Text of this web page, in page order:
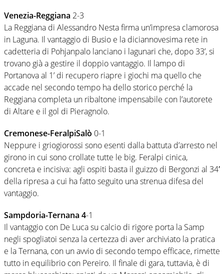
Venezia-Reggiana 2-3
La Reggiana di Alessandro Nesta firma un’impresa clamorosa
in Laguna. Il vantaggio di Busio e la diciannovesima rete in
cadetteria di Pohjanpalo lanciano i lagunari che, dopo 33’, si
trovano già a gestire il doppio vantaggio. Il lampo di
Portanova al 1’ di recupero riapre i giochi ma quello che
accade nel secondo tempo ha dello storico perché la
Reggiana completa un ribaltone impensabile con l’autorete
di Altare e il gol di Pieragnolo.
Cremonese-FeralpiSalò 0-1
Neppure i griogiorossi sono esenti dalla battuta d’arresto nel
girono in cui sono crollate tutte le big. Feralpi cinica,
concreta e incisiva: agli ospiti basta il guizzo di Bergonzi al 34′
della ripresa a cui ha fatto seguito una strenua difesa del
vantaggio.
Sampdoria-Ternana 4-1
Il vantaggio con De Luca su calcio di rigore porta la Samp
negli spogliatoi senza la certezza di aver archiviato la pratica
e la Ternana, con un avvio di secondo tempo efficace, rimette
tutto in equilibrio con Pereiro. Il finale di gara, tuttavia, è di